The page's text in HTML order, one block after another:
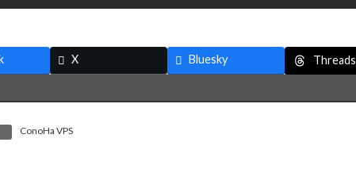
X Bluesky Threads
ConoHa VPS